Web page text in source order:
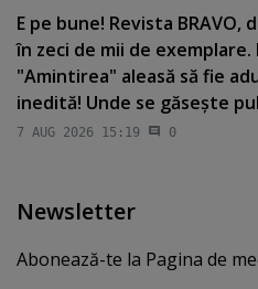
E pe bune! Revista
în zeci de mii de exemplare.
"Amintirea" aleasă să fie
inedită! Unde se găseşte
7 AUG 2026 15:19 0
Newsletter
Abonează-te la Pagina de